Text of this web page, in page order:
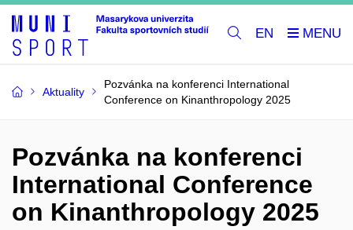
EN
Aktuality
Pozvánka na konferenci International
Conference on Kinanthropology 2025
Pozvánka na konferenci
International Conference
on Kinanthropology 2025